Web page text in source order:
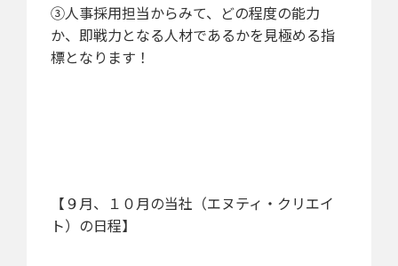
③人事採用担当からみて、どの程度の能力
か、即戦力となる人材であるかを見極める指
標となります！
【９月、１０月の当社（エヌティ・クリエイ
ト）の日程】